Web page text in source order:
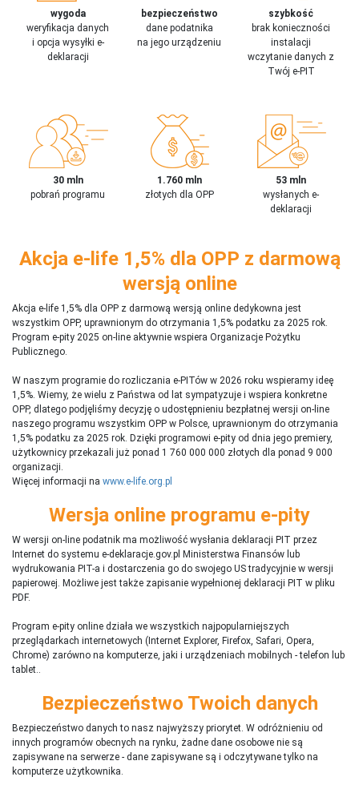
wygoda
weryfikacja danych
i opcja wysyłki e-
deklaracji
bezpieczeństwo
dane podatnika
na jego urządzeniu
szybkość
brak konieczności
instalacji
wczytanie danych z
Twój e-PIT
30 mln
pobrań programu
1.760 mln
złotych dla OPP
53 mln
wysłanych e-
deklaracji
Akcja e-life 1,5% dla OPP z darmową
wersją online
Akcja e-life 1,5% dla OPP z darmową wersją online dedykowna jest
wszystkim OPP, uprawnionym do otrzymania 1,5% podatku za 2025 rok.
Program e-pity 2025 on-line aktywnie wspiera Organizacje Pożytku
Publicznego.
W naszym programie do rozliczania e-PITów w 2026 roku wspieramy ideę
1,5%. Wiemy, że wielu z Państwa od lat sympatyzuje i wspiera konkretne
OPP, dlatego podjęliśmy decyzję o udostępnieniu bezpłatnej wersji on-line
naszego programu wszystkim OPP w Polsce, uprawnionym do otrzymania
1,5% podatku za 2025 rok. Dzięki programowi e-pity od dnia jego premiery,
użytkownicy przekazali już ponad 1 760 000 000 złotych dla ponad 9 000
organizacji.
Więcej informacji na www.e-life.org.pl
Wersja online programu e-pity
W wersji on-line podatnik ma możliwość wysłania deklaracji PIT przez
Internet do systemu e-deklaracje.gov.pl Ministerstwa Finansów lub
wydrukowania PIT-a i dostarczenia go do swojego US tradycyjnie w wersji
papierowej. Możliwe jest także zapisanie wypełnionej deklaracji PIT w pliku
PDF.
Program e-pity online działa we wszystkich najpopularniejszych
przeglądarkach internetowych (Internet Explorer, Firefox, Safari, Opera,
Chrome) zarówno na komputerze, jaki i urządzeniach mobilnych - telefon lub
tablet..
Bezpieczeństwo Twoich danych
Bezpieczeństwo danych to nasz najwyższy priorytet. W odróżnieniu od
innych programów obecnych na rynku, żadne dane osobowe nie są
zapisywane na serwerze - dane zapisywane są i odczytywane tylko na
komputerze użytkownika.